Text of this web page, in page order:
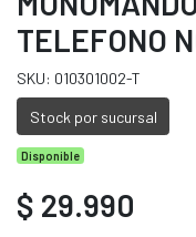
TELEFONO
SKU: 010301002-T
Stock por sucursal
Disponible
$ 29.990